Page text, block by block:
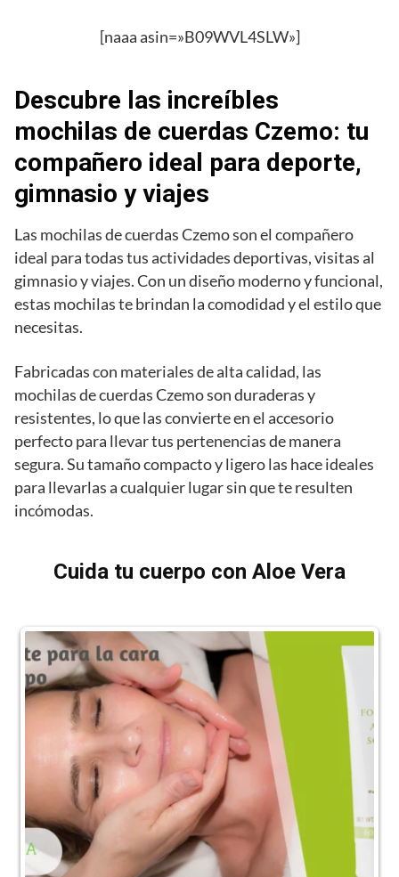
[naaa asin=»B09WVL4SLW»]
Descubre las increíbles
mochilas de cuerdas Czemo: tu
compañero ideal para deporte,
gimnasio y viajes
Las mochilas de cuerdas Czemo son el compañero
ideal para todas tus actividades deportivas, visitas al
gimnasio y viajes. Con un diseño moderno y funcional,
estas mochilas te brindan la comodidad y el estilo que
necesitas.
Fabricadas con materiales de alta calidad, las
mochilas de cuerdas Czemo son duraderas y
resistentes, lo que las convierte en el accesorio
perfecto para llevar tus pertenencias de manera
segura. Su tamaño compacto y ligero las hace ideales
para llevarlas a cualquier lugar sin que te resulten
incómodas.
Cuida tu cuerpo con Aloe Vera